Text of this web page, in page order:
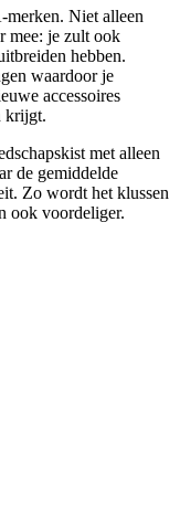
merken. Niet alleen
mee: je zult ook
hebben.
waardoor je
accessoires
krijgt.
met alleen
de gemiddelde
Zo wordt het klussen
ook voordeliger.